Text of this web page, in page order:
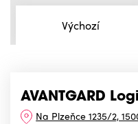
Výchozí
AVANTGARD
Na Plzeňce 1235/2,